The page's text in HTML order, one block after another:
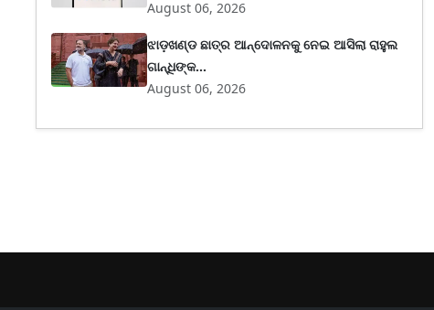
August 06, 2026
ଝାଡ଼ଖଣ୍ଡ ଛାତ୍ର ଆନ୍ଦୋଳନକୁ ନେଇ ଆସିଲା ରାହୁଲ
ଗାନ୍ଧିଙ୍କ...
August 06, 2026